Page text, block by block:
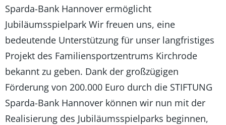
Sparda-Bank Hannover ermöglicht
Jubiläumsspielpark Wir freuen uns, eine
bedeutende Unterstützung für unser langfristiges
Projekt des Familiensportzentrums Kirchrode
bekannt zu geben. Dank der großzügigen
Förderung von 200.000 Euro durch die STIFTUNG
Sparda-Bank Hannover können wir nun mit der
Realisierung des Jubiläumsspielparks beginnen,